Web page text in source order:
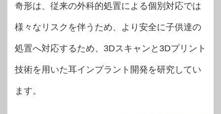
奇形は、従来の外科的処置による個別対応では
様々なリスクを伴うため、より安全に子供達の
処置へ対応するため、3Dスキャンと3Dプリント
技術を用いた耳インプラント開発を研究してい
ます。